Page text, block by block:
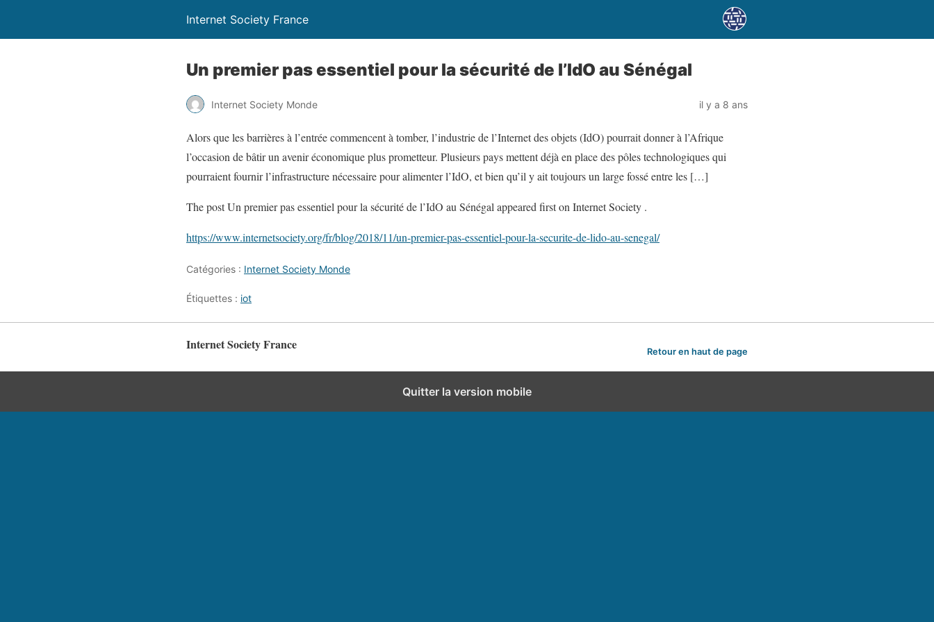
Internet Society France
Un premier pas essentiel pour la sécurité de l’IdO au Sénégal
Internet Society Monde il y a 8 ans
Alors que les barrières à l’entrée commencent à tomber, l’industrie de l’Internet des objets (IdO) pourrait donner à l’Afrique
l’occasion de bâtir un avenir économique plus prometteur. Plusieurs pays mettent déjà en place des pôles technologiques qui
pourraient fournir l’infrastructure nécessaire pour alimenter l’IdO, et bien qu’il y ait toujours un large fossé entre les […]
The post Un premier pas essentiel pour la sécurité de l’IdO au Sénégal appeared first on Internet Society .
https://www.internetsociety.org/fr/blog/2018/11/un-premier-pas-essentiel-pour-la-securite-de-lido-au-senegal/
Catégories : Internet Society Monde
Étiquettes : iot
Internet Society France Retour en haut de page
Quitter la version mobile